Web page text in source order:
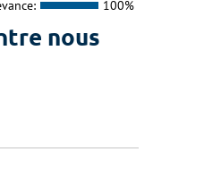
100%
nous